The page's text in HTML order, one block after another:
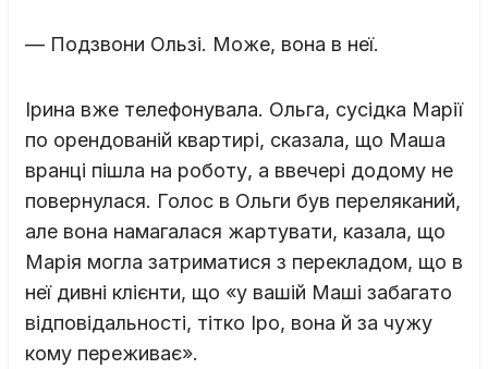
— Подзвони Ользі. Може, вона в неї.
Ірина вже телефонувала. Ольга, сусідка Марії
по орендованій квартирі, сказала, що Маша
вранці пішла на роботу, а ввечері додому не
повернулася. Голос в Ольги був переляканий,
але вона намагалася жартувати, казала, що
Марія могла затриматися з перекладом, що в
неї дивні клієнти, що «у вашій Маші забагато
відповідальності, тітко Іро, вона й за чужу
кому переживає».